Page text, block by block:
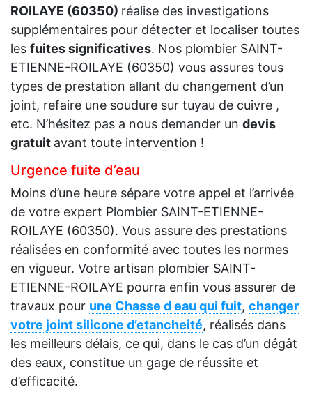
ROILAYE (60350) réalise des investigations
supplémentaires pour détecter et localiser toutes
les fuites significatives. Nos plombier SAINT-
ETIENNE-ROILAYE (60350) vous assures tous
types de prestation allant du changement d’un
joint, refaire une soudure sur tuyau de cuivre ,
etc. N’hésitez pas a nous demander un devis
gratuit avant toute intervention !
Urgence fuite d’eau
Moins d’une heure sépare votre appel et l’arrivée
de votre expert Plombier SAINT-ETIENNE-
ROILAYE (60350). Vous assure des prestations
réalisées en conformité avec toutes les normes
en vigueur. Votre artisan plombier SAINT-
ETIENNE-ROILAYE pourra enfin vous assurer de
travaux pour une Chasse d eau qui fuit, changer
votre joint silicone d’etancheité, réalisés dans
les meilleurs délais, ce qui, dans le cas d’un dégât
des eaux, constitue un gage de réussite et
d’efficacité.